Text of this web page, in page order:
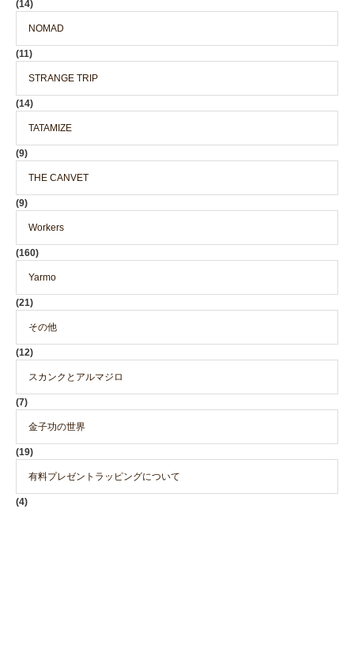
(14)
NOMAD
(11)
STRANGE TRIP
(14)
TATAMIZE
(9)
THE CANVET
(9)
Workers
(160)
Yarmo
(21)
その他
(12)
スカンクとアルマジロ
(7)
金子功の世界
(19)
有料プレゼントラッピングについて
(4)